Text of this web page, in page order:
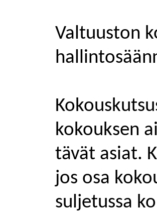
Valtuuston
kokouksen
tävät asiat.
jos osa
suljetussa